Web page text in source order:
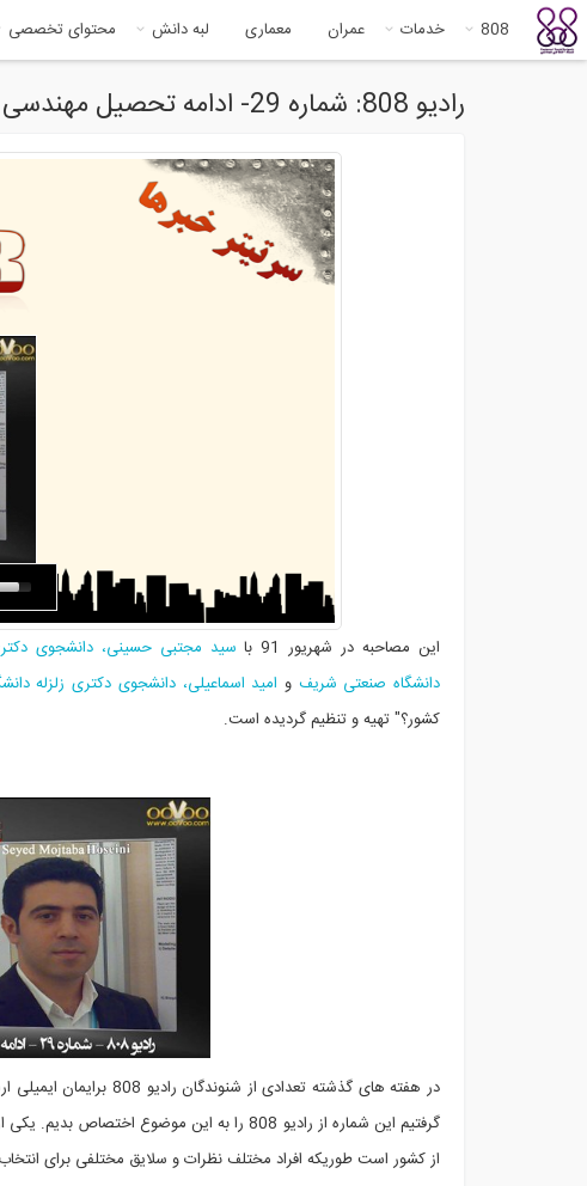
808 خدمات عمران معماری لبه دانش محتوای تخصصی
رادیو 808: شماره 29- ادامه تحصیل مهندسی عمران در داخل یا خارج از کشور؟
این مصاحبه در شهریور 91 با
سید مجتبی حسینی، دانشجوی
دانشگاه صنعتی شریف و امید اسماعیلی، دانشجوی دکتری زلزله
کشور؟" تهیه و تنظیم گردیده است.
در هفته های گذشته
گرفتیم این شماره از رادیو 808 را به این
از کشور است طوریکه افراد مختلف نظرات و سلایق مختلفی برای